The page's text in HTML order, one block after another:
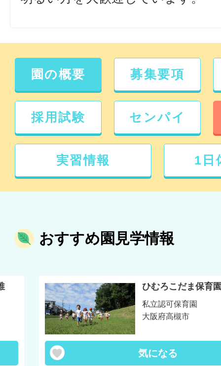
園の概要 募集要項
採用試験 センパイ
実習情報 1日
おすすめ園見学情報
ひむろこだま保育
私立認可保育園
大阪府高槻市
気になる